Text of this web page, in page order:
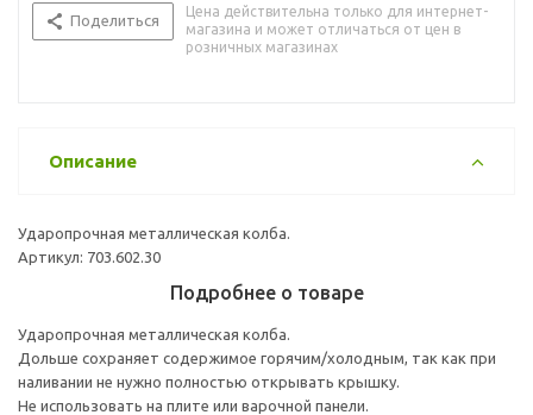
Поделиться
Цена действительна только для интернет-
магазина и может отличаться от цен в
розничных магазинах
Описание
Ударопрочная металлическая колба.
Артикул: 703.602.30
Подробнее о товаре
Ударопрочная металлическая колба.
Дольше сохраняет содержимое горячим/холодным, так как при
наливании не нужно полностью открывать крышку.
Не использовать на плите или варочной панели.